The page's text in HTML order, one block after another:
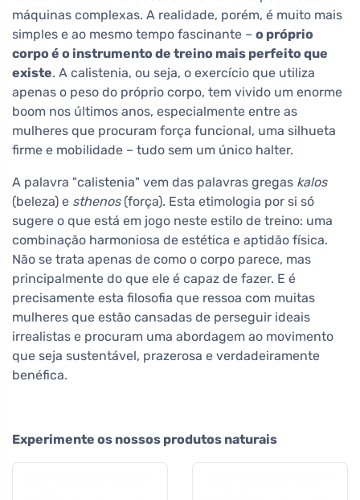
máquinas complexas. A realidade, porém, é muito mais
simples e ao mesmo tempo fascinante – o próprio
corpo é o instrumento de treino mais perfeito que
existe. A calistenia, ou seja, o exercício que utiliza
apenas o peso do próprio corpo, tem vivido um enorme
boom nos últimos anos, especialmente entre as
mulheres que procuram força funcional, uma silhueta
firme e mobilidade – tudo sem um único halter.
A palavra "calistenia" vem das palavras gregas kalos
(beleza) e sthenos(força). Esta etimologia por si só
sugere o que está em jogo neste estilo de treino: uma
combinação harmoniosa de estética e aptidão física.
Não se trata apenas de como o corpo parece, mas
principalmente do que ele é capaz de fazer. E é
precisamente esta filosofia que ressoa com muitas
mulheres que estão cansadas de perseguir ideais
irrealistas e procuram uma abordagem ao movimento
que seja sustentável, prazerosa e verdadeiramente
benéfica.
Experimente os nossos produtos naturais